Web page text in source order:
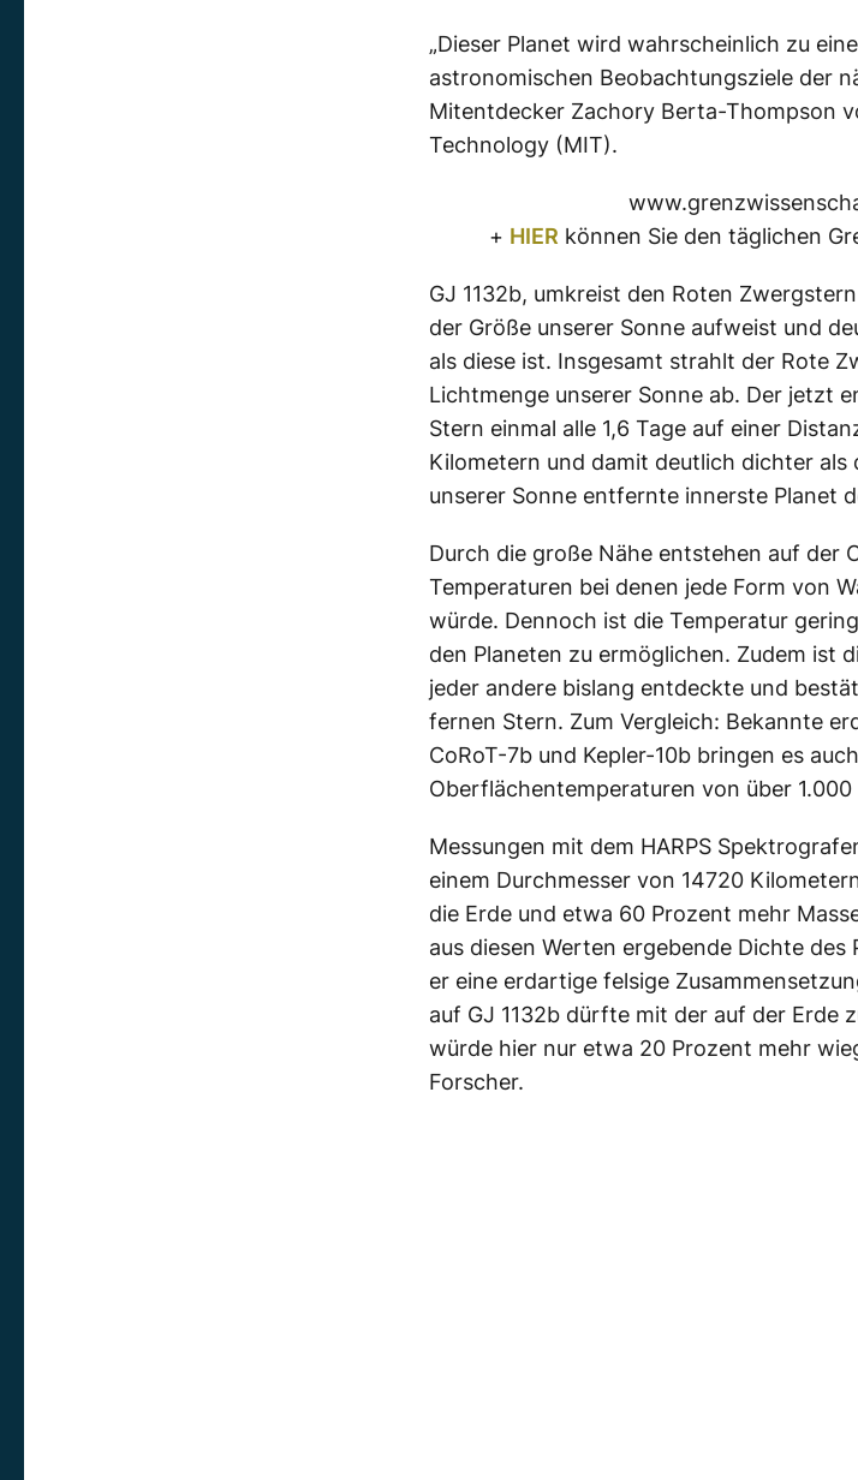
„Dieser Planet wird wahrscheinlich zu
astronomischen Beobachtungsziele der
Mitentdecker Zachory Berta-Thompson
Technology (MIT).
+ HIER können Sie den täglichen
GJ 1132b, umkreist den Roten
der Größe unserer Sonne aufweist und
als diese ist. Insgesamt strahlt der Rote
Lichtmenge unserer Sonne ab. Der jetzt
Stern einmal alle 1,6 Tage auf einer
Kilometern und damit deutlich dichter als
unserer Sonne entfernte innerste Planet
Durch die große Nähe entstehen auf der
Temperaturen bei denen jede Form von
würde. Dennoch ist die Temperatur
den Planeten zu ermöglichen. Zudem ist
jeder andere bislang entdeckte und
fernen Stern. Zum Vergleich: Bekannte
CoRoT-7b und Kepler-10b bringen es
Oberflächentemperaturen von über 1.000
Messungen mit dem HARPS
einem Durchmesser von 14720
die Erde und etwa 60 Prozent mehr
aus diesen Werten ergebende Dichte
er eine erdartige felsige
auf GJ 1132b dürfte mit der auf der Erde
würde hier nur etwa 20 Prozent mehr
Forscher.